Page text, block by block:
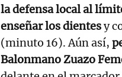
la defensa local al
enseñar los dientesy
(minuto 16). Aún así,
Balonmano Zuazo